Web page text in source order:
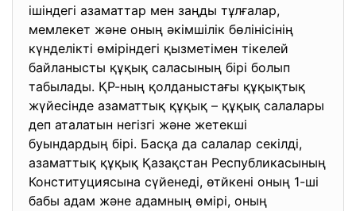
ішіндегі азаматтар мен заңды тұлғалар,
мемлекет және оның әкімшілік бөлінісінің
күнделікті өміріндегі қызметімен тікелей
байланысты құқық саласының бірі болып
табылады. ҚР-ның қолданыстағы құқықтық
жүйесінде азаматтық құқық – құқық салалары
деп аталатын негізгі және жетекші
буындардың бірі. Басқа да салалар секілді,
азаматтық құқық Қазақстан Республикасының
Конституциясына сүйенеді, өтйкені оның 1-ші
бабы адам және адамның өмірі, оның